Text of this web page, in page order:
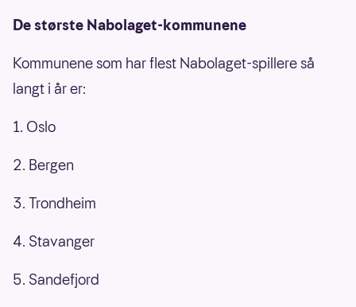
De største Nabolaget-kommunene
Kommunene som har flest Nabolaget-spillere så
langt i år er:
1. Oslo
2. Bergen
3. Trondheim
4. Stavanger
5. Sandefjord